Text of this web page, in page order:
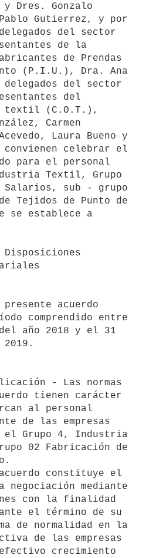
Dres. Gonzalo
Gutierrez, y por
del sector
de la
de Prendas
(P.I.U.), Dra. Ana
del sector
del
textil (C.O.T.),
Carmen
Laura Bueno y
convienen celebrar el
para el personal
Textil, Grupo
Salarios, sub - grupo
Tejidos de Punto de
se establece a
comprendido entre
año 2018 y el 31
tienen carácter
al personal
de las empresas
el Grupo 4, Industria
02 Fabricación de
negociación mediante
con la finalidad
el término de su
de normalidad en la
de las empresas
crecimiento